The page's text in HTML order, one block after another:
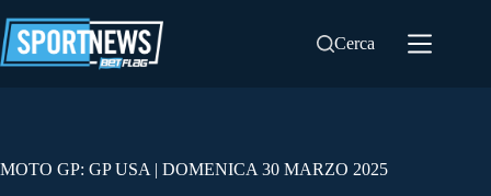
al
contenuto
Cerca
MOTO GP: GP USA | DOMENICA 30 MARZO 2025